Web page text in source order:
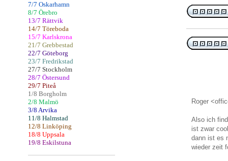
Roger
Also ich
ist zwar
dann ist es
wieder zeit
7/7 Oskarhamn
8/7 Örebro
13/7 Rättvik
14/7 Töreboda
15/7 Karlskrona
21/7 Grebbestad
22/7 Göteborg
23/7 Fredrikstad
27/7 Stockholm
28/7 Östersund
29/7 Piteå
1/8 Borgholm
2/8 Malmö
3/8 Arvika
11/8 Halmstad
12/8 Linköping
18/8 Uppsala
19/8 Eskilstuna